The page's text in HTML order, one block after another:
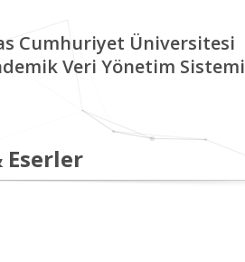
Cumhuriyet Üniversitesi
Veri Yönetim Sistemi
Eserler